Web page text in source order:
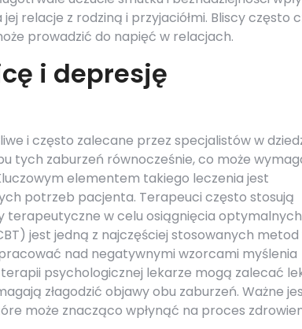
relacje z rodziną i przyjaciółmi. Bliscy często
prowadzić do napięć w relacjach.
i depresję
i często zalecane przez specjalistów w
tych zaburzeń równocześnie, co może
elementem takiego leczenia jest
potrzeb pacjenta. Terapeuci często stosują
terapeutyczne w celu osiągnięcia optymalnych
jest jedną z najczęściej stosowanych metod
nad negatywnymi wzorcami myślenia
psychologicznej lekarze mogą zalecać
złagodzić objawy obu zaburzeń. Ważne
może znacząco wpłynąć na proces